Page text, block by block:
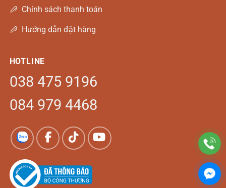
Chính sách thanh toán
Hướng dẫn đặt hàng
HOTLINE
038 475 9196
084 979 4468